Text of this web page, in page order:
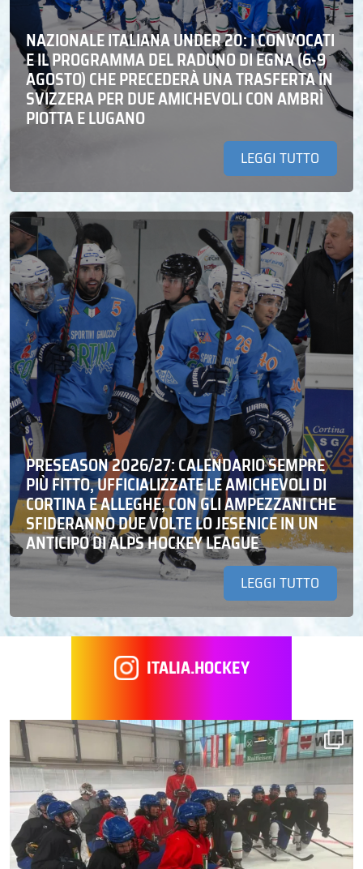
NAZIONALE ITALIANA UNDER 20: I CONVOCATI
E IL PROGRAMMA DEL RADUNO DI EGNA (6-9
AGOSTO) CHE PRECEDERÀ UNA TRASFERTA IN
SVIZZERA PER DUE AMICHEVOLI CON AMBRÌ
PIOTTA E LUGANO
LEGGI TUTTO
PRESEASON 2026/27: CALENDARIO SEMPRE
PIÙ FITTO, UFFICIALIZZATE LE AMICHEVOLI DI
CORTINA E ALLEGHE, CON GLI AMPEZZANI CHE
SFIDERANNO DUE VOLTE LO JESENICE IN UN
ANTICIPO DI ALPS HOCKEY LEAGUE
LEGGI TUTTO
ITALIA.HOCKEY